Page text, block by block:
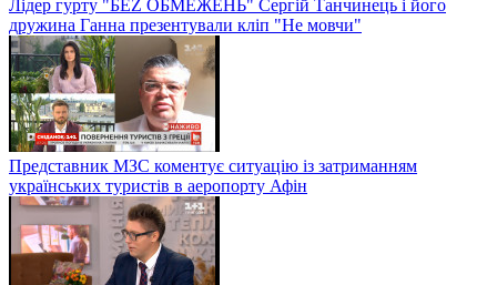
Лідер гурту "БЕZ ОБМЕЖЕНЬ" Сергій Танчинець і його
дружина Ганна презентували кліп "Не мовчи"
Представник МЗС коментує ситуацію із затриманням
українських туристів в аеропорту Афін